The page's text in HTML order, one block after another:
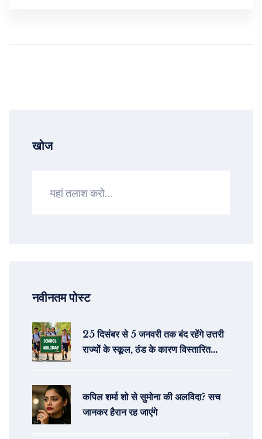
खोज
नवीनतम पोस्ट
25 दिसंबर से 5 जनवरी तक बंद रहेंगे उत्तरी
राज्यों के स्कूल, ठंड के कारण विस्तारित
कपिल शर्मा शो से सुमोना की अलविदा? सच
जानकर हैरान रह जाएंगे